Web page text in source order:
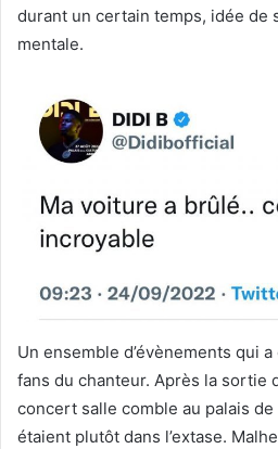
durant un certain temps, idée de
mentale.
Un ensemble d’évènements qui
fans du chanteur. Après la sortie
concert salle comble au palais
étaient plutôt dans l’extase.